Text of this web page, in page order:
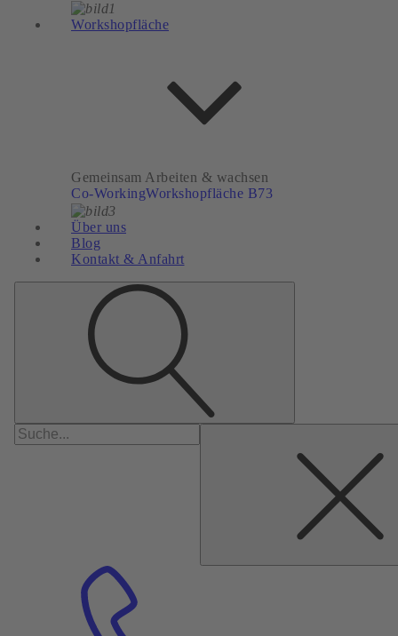
Workshopfläche
Gemeinsam Arbeiten & wachsen
Co-WorkingWorkshopfläche B73
Über uns
Blog
Kontakt & Anfahrt
Suchen
nach: